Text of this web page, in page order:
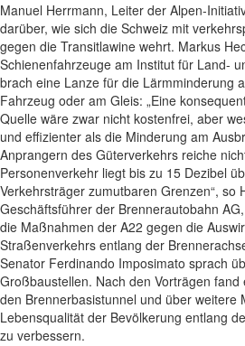
Manuel Herrmann, Leiter der Alpen-
darüber, wie sich die Schweiz mit
gegen die Transitlawine wehrt. Markus
Schienenfahrzeuge am Institut für Land-
brach eine Lanze für die Lärmminderung
Fahrzeug oder am Gleis: „Eine
Quelle wäre zwar nicht kostenfrei, aber
und effizienter als die Minderung am
Anprangern des Güterverkehrs reiche
Personenverkehr liegt bis zu 15 Dezibel
Verkehrsträger zumutbaren Grenzen“, so
Geschäftsführer der Brennerautobahn
die Maßnahmen der A22 gegen die
Straßenverkehrs entlang der
Senator Ferdinando Imposimato sprach
Großbaustellen. Nach den Vorträgen
den Brennerbasistunnel und über weitere
Lebensqualität der Bevölkerung entlang
zu verbessern.